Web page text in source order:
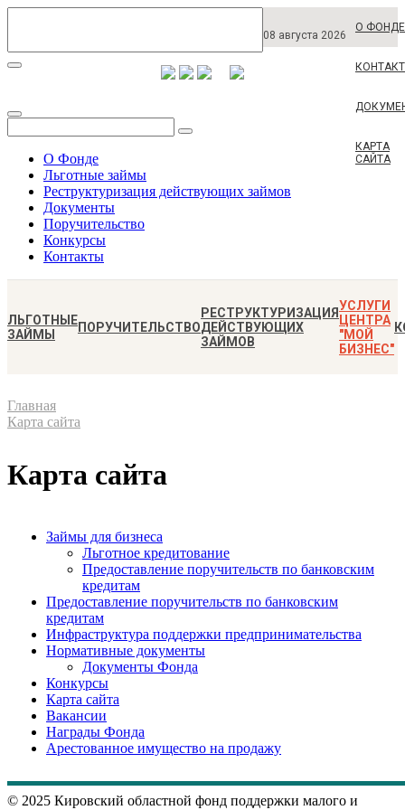
08 августа 2026
О ФОНДЕ
КАРТА
САЙТА
О Фонде
Льготные займы
Реструктуризация действующих займов
Документы
Поручительство
Конкурсы
Контакты
ЛЬГОТНЫЕ
ЗАЙМЫ
ПОРУЧИТЕЛЬСТВО
РЕСТРУКТУРИЗАЦИЯ
ДЕЙСТВУЮЩИХ
ЗАЙМОВ
УСЛУГИ
ЦЕНТРА
"МОЙ
БИЗНЕС"
Главная
Карта сайта
Карта сайта
Займы для бизнеса
Льготное кредитование
Предоставление поручительств по банковским
кредитам
Предоставление поручительств по банковским
кредитам
Инфраструктура поддержки предпринимательства
Нормативные документы
Документы Фонда
Конкурсы
Карта сайта
Вакансии
Награды Фонда
Арестованное имущество на продажу
© 2025 Кировский областной фонд поддержки малого и